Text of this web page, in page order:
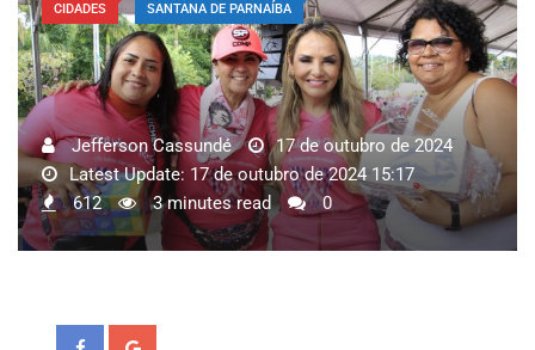
CIDADES SANTANA DE PARNAÍBA
Jefferson Cassundé
17 de outubro de 2024
Latest Update: 17 de outubro de 2024 15:17
612
3 minutes read 0